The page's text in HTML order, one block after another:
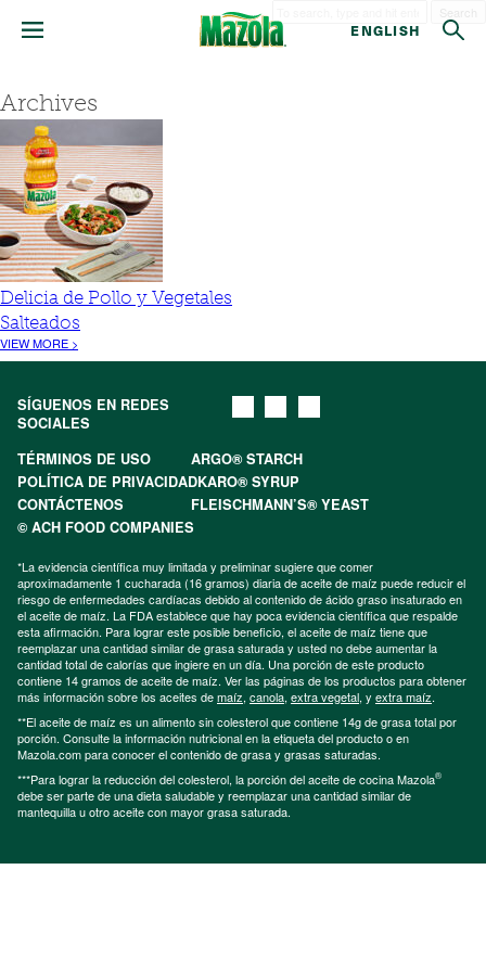
ENGLISH
Archives
Delicia de Pollo y Vegetales
Salteados
VIEW MORE >
SÍGUENOS EN REDES
SOCIALES
TÉRMINOS DE USO
ARGO® STARCH
POLÍTICA DE PRIVACIDADKARO® SYRUP
CONTÁCTENOS
FLEISCHMANN’S® YEAST
© ACH FOOD COMPANIES
*La evidencia científica muy limitada y preliminar sugiere que comer
aproximadamente 1 cucharada (16 gramos) diaria de aceite de maíz puede reducir el
riesgo de enfermedades cardíacas debido al contenido de ácido graso insaturado en
el aceite de maíz. La FDA establece que hay poca evidencia científica que respalde
esta afirmación. Para lograr este posible beneficio, el aceite de maíz tiene que
reemplazar una cantidad similar de grasa saturada y usted no debe aumentar la
cantidad total de calorías que ingiere en un día. Una porción de este producto
contiene 14 gramos de aceite de maíz. Ver las páginas de los productos para obtener
más información sobre los aceites demaíz, canola, extra vegetal, y extra maíz.
**El aceite de maíz es un alimento sin colesterol que contiene 14g de grasa total por
porción. Consulte la información nutricional en la etiqueta del producto o en
Mazola.com para conocer el contenido de grasa y grasas saturadas.
***Para lograr la reducción del colesterol, la porción del aceite de cocina Mazola®
debe ser parte de una dieta saludable y reemplazar una cantidad similar de
mantequilla u otro aceite con mayor grasa saturada.